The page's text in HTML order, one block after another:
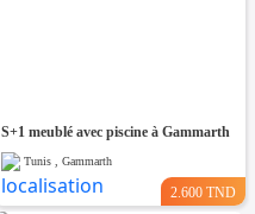
S+1 meublé avec piscine à Gammarth
Tunis , Gammarth
2.600 TND